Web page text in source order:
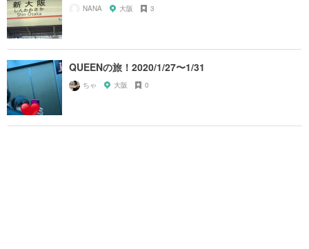
NANA 大阪 3
QUEENの旅！2020/1/27〜1/31
ちゃ 大阪 0